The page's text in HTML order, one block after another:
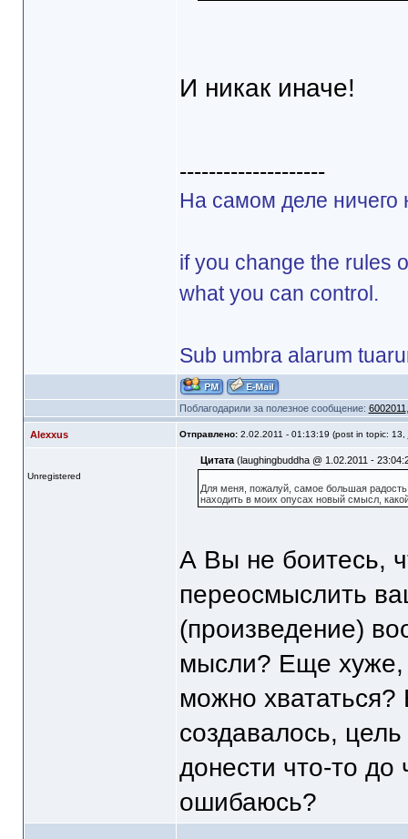
И никак иначе!
--------------------
На самом деле ничего
if you change the rules
what you can control.
Sub umbra alarum
Поблагодарили за полезное сообщение: 6002011
Alexxus Отправлено: 2.02.2011 - 01:13:19 (post in topic: 13,
Unregistered
Цитата(laughingbuddha @ 1.02.2011 -
Для меня, пожалуй, самое большая
находить в моих опусах новый смысл,
А Вы не боитесь,
переосмыслить
(произведение)
мысли? Еще хуже,
можно хвататься?
создавалось,
донести что-то
ошибаюсь?